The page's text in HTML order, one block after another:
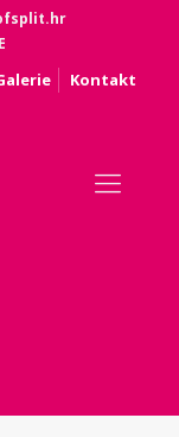
Kontakt